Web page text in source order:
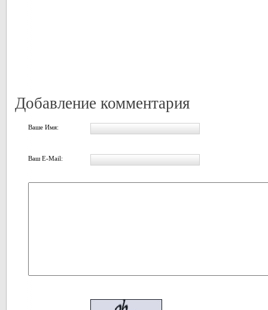
Добавление комментария
Ваше Имя:
Ваш E-Mail: